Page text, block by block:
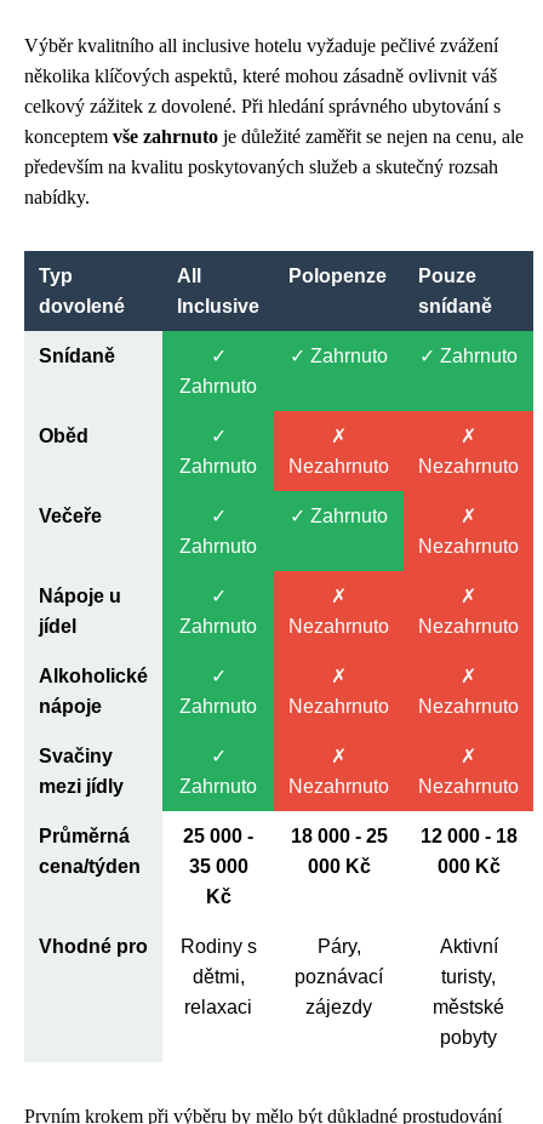
Výběr kvalitního all inclusive hotelu vyžaduje pečlivé zvážení
několika klíčových aspektů, které mohou zásadně ovlivnit váš
celkový zážitek z dovolené. Při hledání správného ubytování s
konceptem vše zahrnuto je důležité zaměřit se nejen na cenu, ale
především na kvalitu poskytovaných služeb a skutečný rozsah
nabídky.
Typ
dovolené
All
Inclusive
Polopenze
Pouze
snídaně
Snídaně
✓
Zahrnuto
✓ Zahrnuto ✓ Zahrnuto
Oběd
✓
Zahrnuto
✗
Nezahrnuto
✗
Nezahrnuto
Večeře
✓
Zahrnuto
✓ Zahrnuto
✗
Nezahrnuto
Nápoje u
jídel
✓
Zahrnuto
✗
Nezahrnuto
✗
Nezahrnuto
Alkoholické
nápoje
✓
Zahrnuto
✗
Nezahrnuto
✗
Nezahrnuto
Svačiny
mezi jídly
✓
Zahrnuto
✗
Nezahrnuto
✗
Nezahrnuto
Průměrná
cena/týden
25 000 -
35 000
Kč
18 000 - 25
000 Kč
12 000 - 18
000 Kč
Vhodné pro
Rodiny s
dětmi,
relaxaci
Páry,
poznávací
zájezdy
Aktivní
turisty,
městské
pobyty
Prvním krokem při výběru by mělo být důkladné prostudování